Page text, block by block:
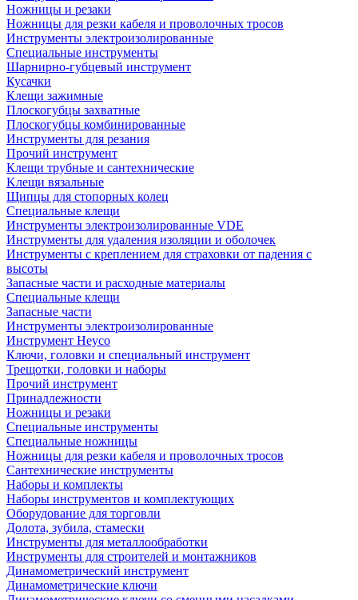
Ножницы и резаки
Ножницы для резки кабеля и проволочных тросов
Инструменты электроизолированные
Специальные инструменты
Шарнирно-губцевый инструмент
Кусачки
Клещи зажимные
Плоскогубцы захватные
Плоскогубцы комбинированные
Инструменты для резания
Прочий инструмент
Клещи трубные и сантехнические
Kлещи вязальные
Щипцы для стопорных колец
Специальные клещи
Инструменты электроизолированные VDE
Инструменты для удаления изоляции и оболочек
Инструменты с креплением для страховки от падения с
высоты
Запасные части и расходные материалы
Специальные клещи
Запасные части
Инструменты электроизолированные
Инструмент Heyco
Ключи, головки и специальный инструмент
Трещотки, головки и наборы
Прочий инструмент
Принадлежности
Ножницы и резаки
Специальные инструменты
Специальные ножницы
Ножницы для резки кабеля и проволочных тросов
Сантехнические инструменты
Наборы и комплекты
Наборы инструментов и комплектующих
Оборудование для торговли
Долота, зубила, стамески
Инструменты для металлообработки
Инструменты для строителей и монтажников
Динамометрический инструмент
Динамометрические ключи